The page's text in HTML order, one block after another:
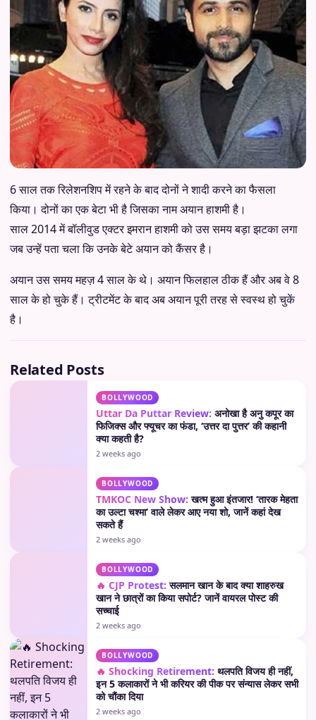
6 साल तक रिलेशनशिप में रहने के बाद दोनों ने शादी करने का फैसला
किया। दोनों का एक बेटा भी है जिसका नाम अयान हाशमी है।
साल 2014 में बॉलीवुड एक्टर इमरान हाशमी को उस समय बड़ा झटका लगा
जब उन्हें पता चला कि उनके बेटे अयान को कैंसर है।
अयान उस समय महज़ 4 साल के थे। अयान फिलहाल ठीक हैं और अब वे 8
साल के हो चुके हैं। ट्रीटमेंट के बाद अब अयान पूरी तरह से स्वस्थ हो चुकें
है।
Related Posts
BOLLYWOOD
Uttar Da Puttar Review: अनोखा है अनु कपूर का
फिजिक्स और फ्यूचर का फंडा, ‘उत्तर दा पुत्तर’ की कहानी
क्या कहती है?
2 weeks ago
BOLLYWOOD
TMKOC New Show: खत्म हुआ इंतजार! ‘तारक मेहता
का उल्टा चश्मा’ वाले लेकर आए नया शो, जानें कहां देख
सकते हैं
2 weeks ago
BOLLYWOOD
🔥 CJP Protest: सलमान खान के बाद क्या शाहरुख
खान ने छात्रों का किया सपोर्ट? जानें वायरल पोस्ट की
सच्चाई
2 weeks ago
BOLLYWOOD
🔥 Shocking Retirement: थलपति विजय ही नहीं,
इन 5 कलाकारों ने भी करियर की पीक पर संन्यास लेकर सभी
को चौंका दिया
2 weeks ago